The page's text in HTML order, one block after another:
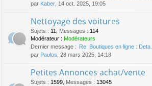
par Kaber , 14 oct. 2025, 19:05
Nettoyage des voitures
Sujets : 11 Messages : 114
Modérateur : Modérateurs
Dernier message :
Re: Boutiques en ligne :
par Paulos , 28 mars 2025, 14:18
Petites Annonces achat/vente
Sujets : 1599 Messages : 13045